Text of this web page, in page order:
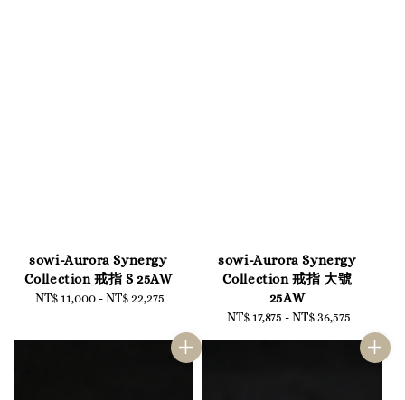
sowi-Aurora Synergy
Collection 戒指 S 25AW
Regular
NT$ 11,000 -NT$ 22,275
sowi-Aurora Synergy
Collection 戒指 大號
25AW
Regular
NT$ 17,875 -NT$ 36,575